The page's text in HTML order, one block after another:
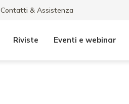
Contatti & Assistenza
Riviste Eventi e webinar